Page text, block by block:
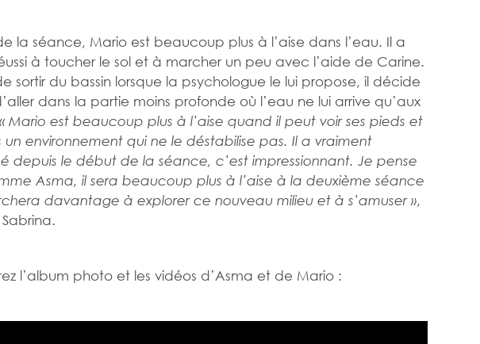
la séance, Mario est beaucoup plus à l’aise dans l’eau. Il a
à toucher le sol et à marcher un peu avec l’aide de Carine.
sortir du bassin lorsque la psychologue le lui propose, il décide
dans la partie moins profonde où l’eau ne lui arrive qu’aux
Mario est beaucoup plus à l’aise quand il peut voir ses pieds et
un environnement qui ne le déstabilise pas. Il a vraiment
depuis le début de la séance, c’est impressionnant. Je pense
Asma, il sera beaucoup plus à l’aise à la deuxième séance
davantage à explorer ce nouveau milieu et à s’amuser »,
l’album photo et les vidéos d’Asma et de Mario :